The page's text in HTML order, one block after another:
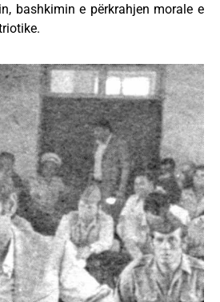
bashkimin e përkrahjen morale e